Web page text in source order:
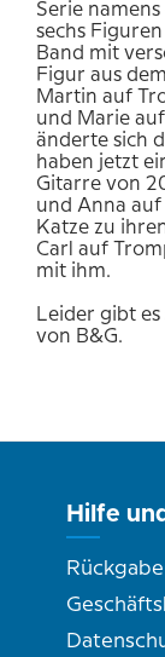
Serie
sechs
Band mit
Figur aus
Martin auf
und Marie
änderte sich
haben jetzt
Gitarre von
und Anna
Katze zu
Carl auf
mit ihm.
Leider gibt
von B&G.
Hilfe